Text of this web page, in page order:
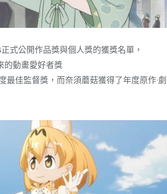
式公開作品獎與個人獎的獲獎名單，
的動畫愛好者獎
佳監督獎，而奈須蘑菇獲得了年度原作·劇